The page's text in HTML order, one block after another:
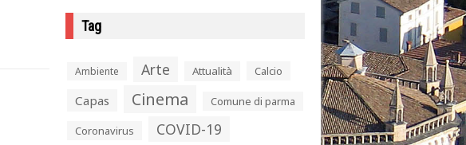
Tag
Ambiente Arte Attualità Calcio
Capas Cinema Comune di parma
Coronavirus COVID-19